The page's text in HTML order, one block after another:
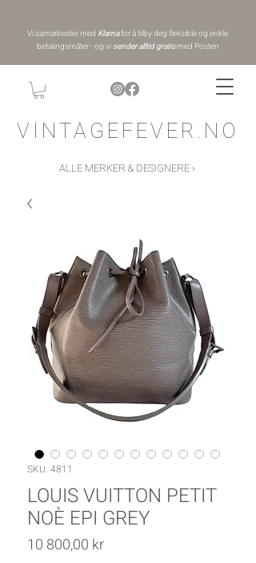
VINTAGEFEVER.NO
Vi samarbeider med Klarnafor å tilby deg fleksible og enkle
betalingsmåter - og vi sender alltid gratismed Posten
ALLE MERKER & DESIGNERE ›
SKU: 4811
LOUIS VUITTON PETIT
NOÈ EPI GREY
10 800,00 krPris